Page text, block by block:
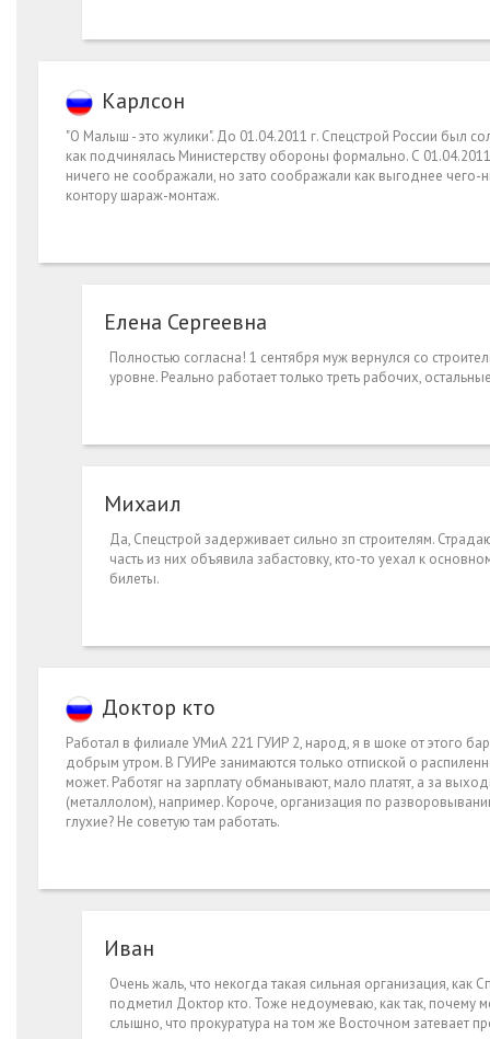
Карлсон
"О Малыш - это жулики". До 01.04.2011 г. Спецстрой России был
как подчинялась Министерству обороны формально. С
ничего не соображали, но зато соображали как выгоднее чего-
контору шараж-монтаж.
Елена Сергеевна
Полностью согласна! 1 сентября муж вернулся со
уровне. Реально работает только треть рабочих,
Михаил
Да, Спецстрой задерживает сильно зп строителям.
часть из них объявила забастовку, кто-то уехал к
билеты.
Доктор кто
Работал в филиале УМиА 221 ГУИР 2, народ, я в шоке от этого
добрым утром. В ГУИРе занимаются только отпиской о
может. Работяг на зарплату обманывают, мало платят, а за
(металлолом), например. Короче, организация по
глухие? Не советую там работать.
Иван
Очень жаль, что некогда такая сильная организация,
подметил Доктор кто. Тоже недоумеваю, как так, почему
слышно, что прокуратура на том же Восточном затевает